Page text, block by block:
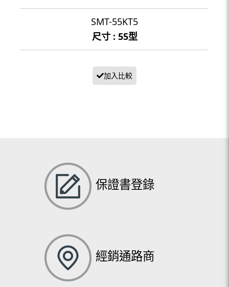
SMT-55KT5
尺寸 : 55型
保證書登錄
經銷通路商